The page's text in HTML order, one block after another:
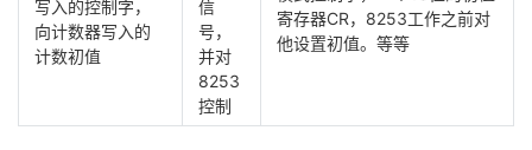
写入的控制字，
向计数器写入的
计数初值
信
号，
并对
8253
控制
寄存器CR，8253工作之前对
他设置初值。等等